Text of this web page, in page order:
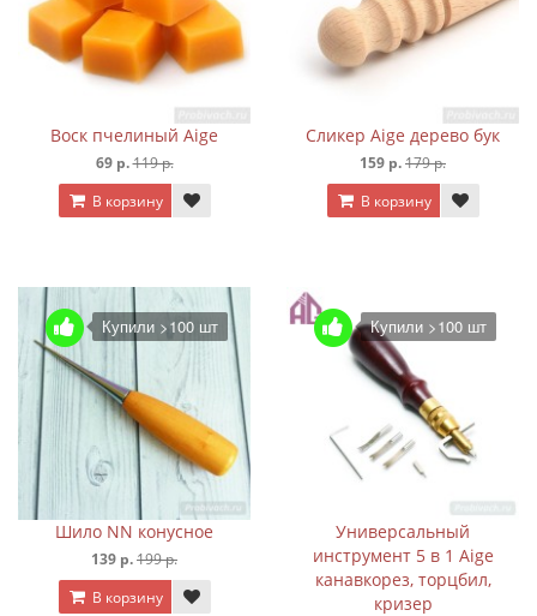
Воск пчелиный Aige
69 р.119 р.
В корзину
Сликер Aige дерево бук
159 р.179 р.
В корзину
Купили >100 шт
Шило NN конусное
139 р.199 р.
В корзину
Купили >100 шт
Универсальный
инструмент 5 в 1 Aige
канавкорез, торцбил,
кризер